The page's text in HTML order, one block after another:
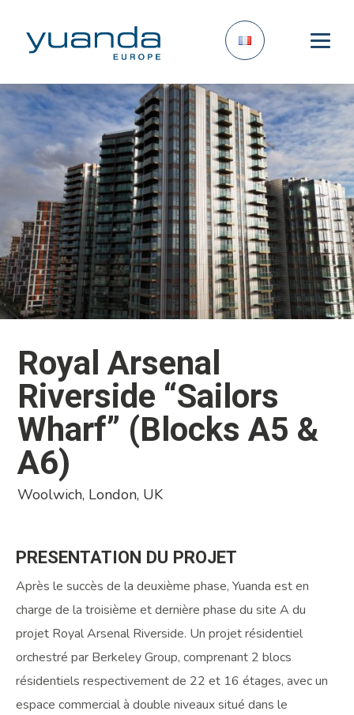
Royal Arsenal
Riverside “Sailors
Wharf” (Blocks A5 &
A6)
Woolwich, London, UK
PRESENTATION DU PROJET
Après le succès de la deuxième phase, Yuanda est en
charge de la troisième et dernière phase du site A du
projet Royal Arsenal Riverside. Un projet résidentiel
orchestré par Berkeley Group, comprenant 2 blocs
résidentiels respectivement de 22 et 16 étages, avec un
espace commercial à double niveaux situé dans le